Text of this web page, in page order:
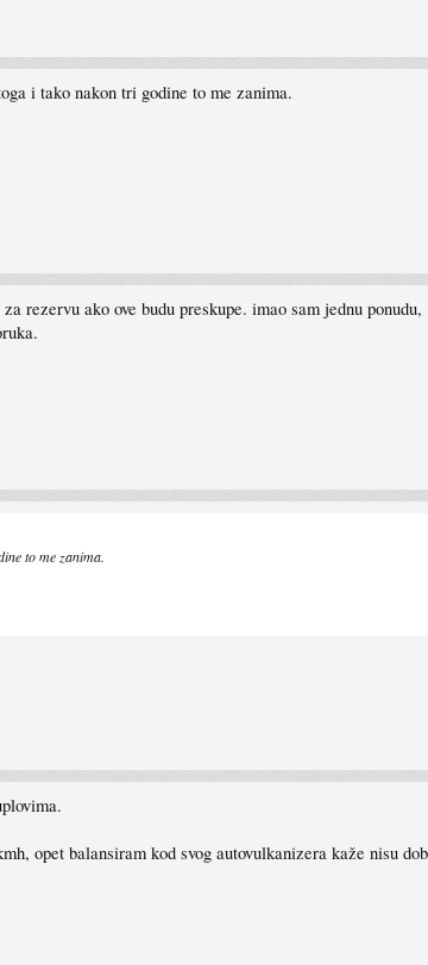
i tako nakon tri godine to me zanima.
rezervu ako ove budu preskupe. imao sam jednu ponudu,
to me zanima.
opet balansiram kod svog autovulkanizera kaže nisu